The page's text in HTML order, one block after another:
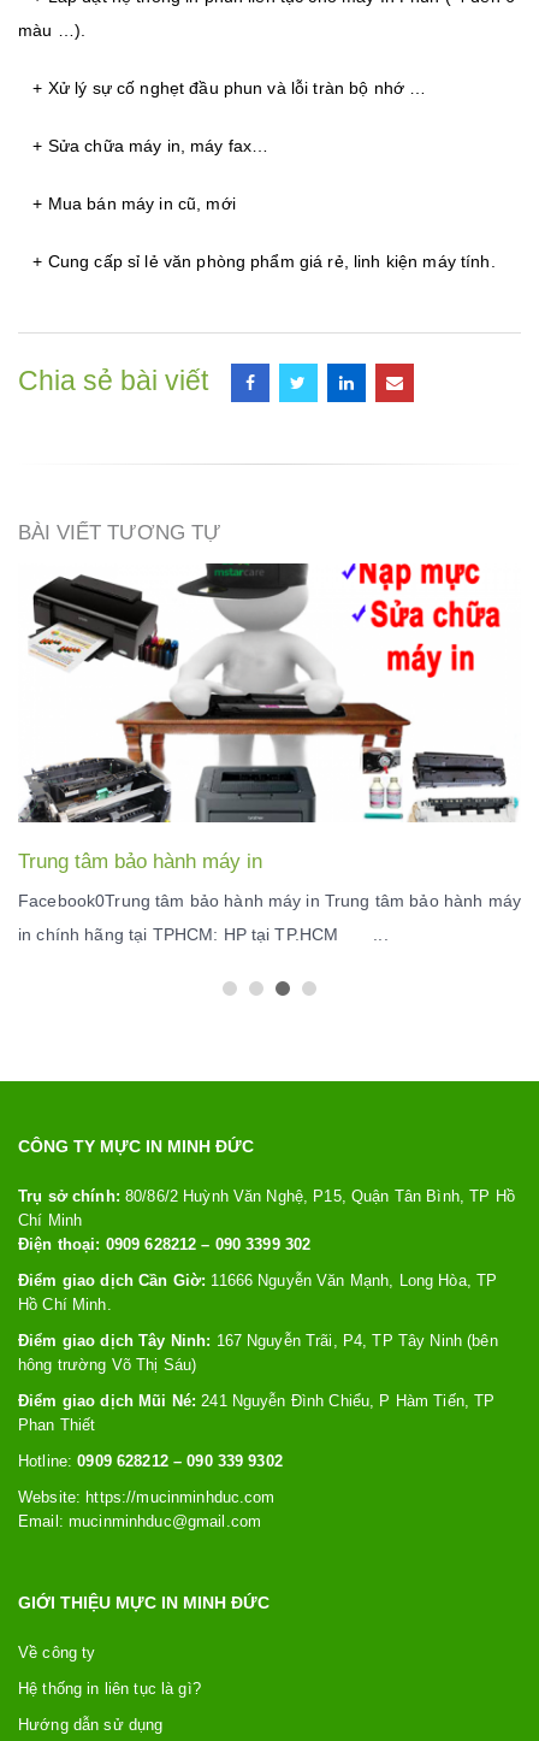
màu …).
+ Xử lý sự cố nghẹt đầu phun và lỗi tràn bộ nhớ …
+ Sửa chữa máy in, máy fax…
+ Mua bán máy in cũ, mới
+ Cung cấp sỉ lẻ văn phòng phẩm giá rẻ, linh kiện máy tính.
Chia sẻ bài viết
BÀI VIẾT TƯƠNG TỰ
Trung tâm bảo hành máy in
Facebook0Trung tâm bảo hành máy in Trung tâm bảo hành máy
in chính hãng tại TPHCM: HP tại TP.HCM ...
CÔNG TY MỰC IN MINH ĐỨC
Trụ sở chính: 80/86/2 Huỳnh Văn Nghệ, P15, Quận Tân Bình, TP Hồ
Chí Minh
Điện thoại: 0909 628212 – 090 3399 302
Điểm giao dịch Cần Giờ: 11666 Nguyễn Văn Mạnh, Long Hòa, TP
Hồ Chí Minh.
Điểm giao dịch Tây Ninh: 167 Nguyễn Trãi, P4, TP Tây Ninh (bên
hông trường Võ Thị Sáu)
Điểm giao dịch Mũi Né: 241 Nguyễn Đình Chiểu, P Hàm Tiến, TP
Phan Thiết
Hotline:0909 628212 – 090 339 9302
Website: https://mucinminhduc.com
Email: mucinminhduc@gmail.com
GIỚI THIỆU MỰC IN MINH ĐỨC
Về công ty
Hệ thống in liên tục là gì?
Hướng dẫn sử dụng